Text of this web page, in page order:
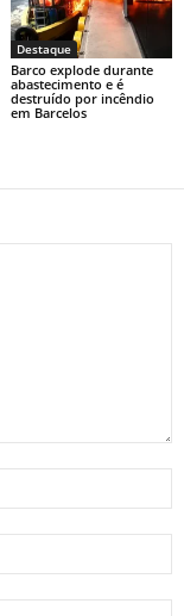
Destaque
Barco explode durante
abastecimento e é
destruído por incêndio
em Barcelos